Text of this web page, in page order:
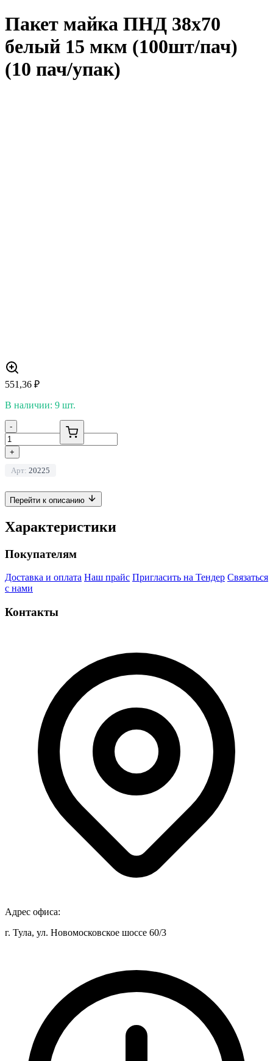
Пакет майка ПНД 38х70
белый 15 мкм (100шт/пач)
(10 пач/упак)
551,36 ₽
В наличии: 9 шт.
-
+
Арт: 20225
Перейти к описанию
Характеристики
Покупателям
Доставка и оплата Наш прайс Пригласить на Тендер Связаться
с нами
Контакты
Адрес офиса:
г. Тула, ул. Новомосковское шоссе 60/3